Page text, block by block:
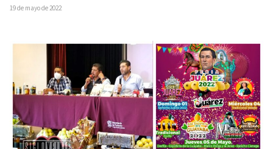
19 de mayo de 2022